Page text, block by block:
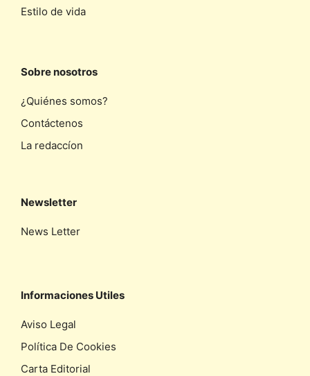
Estilo de vida
Sobre nosotros
¿Quiénes somos?
Contáctenos
La redaccíon
Newsletter
News Letter
Informaciones Utiles
Aviso Legal
Política De Cookies
Carta Editorial